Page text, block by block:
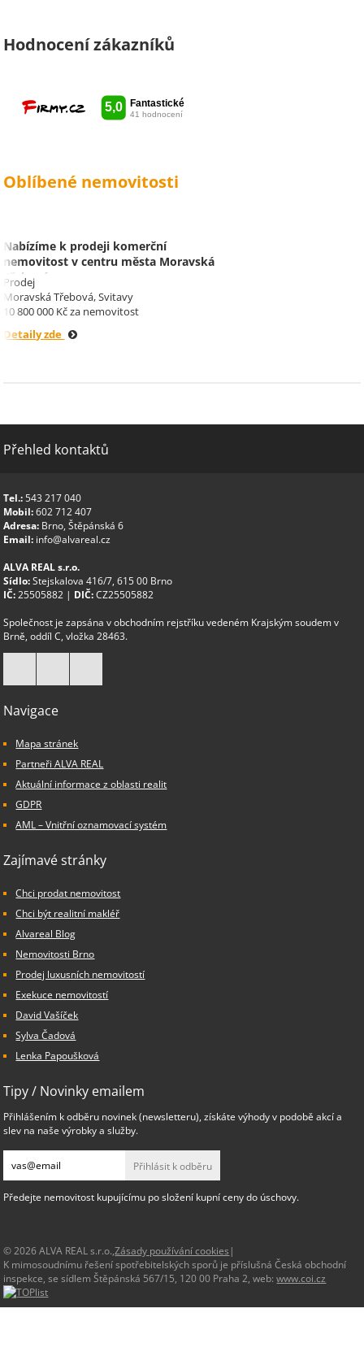
Hodnocení zákazníků
Oblíbené nemovitosti
Nabízíme k prodeji komerční
nemovitost v centru města Moravská
Třebová.
Prodej
Moravská Třebová, Svitavy
10 800 000 Kč za nemovitost
Detaily zde
Přehled kontaktů
Tel.:543 217 040
Mobil:602 712 407
Adresa: Brno, Štěpánská 6
Email: info@alvareal.cz
ALVA REAL s.r.o.
Sídlo:Stejskalova 416/7, 615 00 Brno
IČ:25505882 | DIČ:CZ25505882
Společnost je zapsána v obchodním rejstříku vedeném Krajským soudem v
Brně, oddíl C, vložka 28463.
Navigace
Mapa stránek
Partneři ALVA REAL
Aktuální informace z oblasti realit
GDPR
AML – Vnitřní oznamovací systém
Zajímavé stránky
Chci prodat nemovitost
Chci být realitní makléř
Alvareal Blog
Nemovitosti Brno
Prodej luxusních nemovitostí
Exekuce nemovitostí
David Vašíček
Sylva Čadová
Lenka Papoušková
Tipy / Novinky emailem
Přihlášením k odběru novinek (newsletteru), získáte výhody v podobě akcí a
slev na naše výrobky a služby.
Přihlásit k odběru
Předejte nemovitost kupujícímu po složení kupní ceny do úschovy.
© 2026 ALVA REAL s.r.o.,Zásady používání cookies |
K mimosoudnímu řešení spotřebitelských sporů je příslušná Česká obchodní
inspekce, se sídlem Štěpánská 567/15, 120 00 Praha 2, web:www.coi.cz